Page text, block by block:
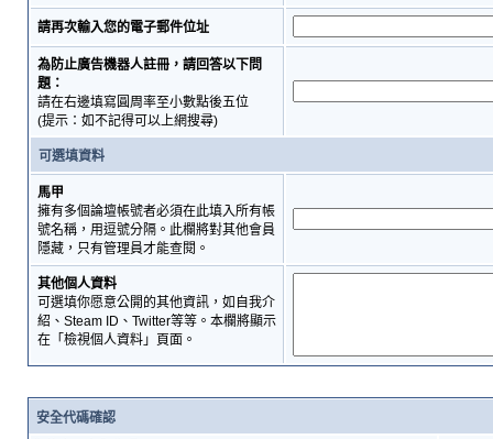
請再次輸入您的電子郵件位址
為防止廣告機器人註冊，請回答以下問
題：
請在右邊填寫圓周率至小數點後五位
(提示：如不記得可以上網搜尋)
可選填資料
馬甲
擁有多個論壇帳號者必須在此填入所有帳
號名稱，用逗號分隔。此欄將對其他會員
隱藏，只有管理員才能查閱。
其他個人資料
可選填你愿意公開的其他資訊，如自我介
紹、Steam ID、Twitter等等。本欄將顯示
在「檢視個人資料」頁面。
安全代碼確認